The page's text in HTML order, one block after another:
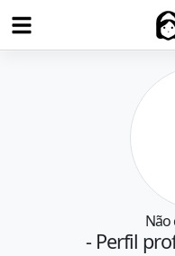
Não
- Perfil